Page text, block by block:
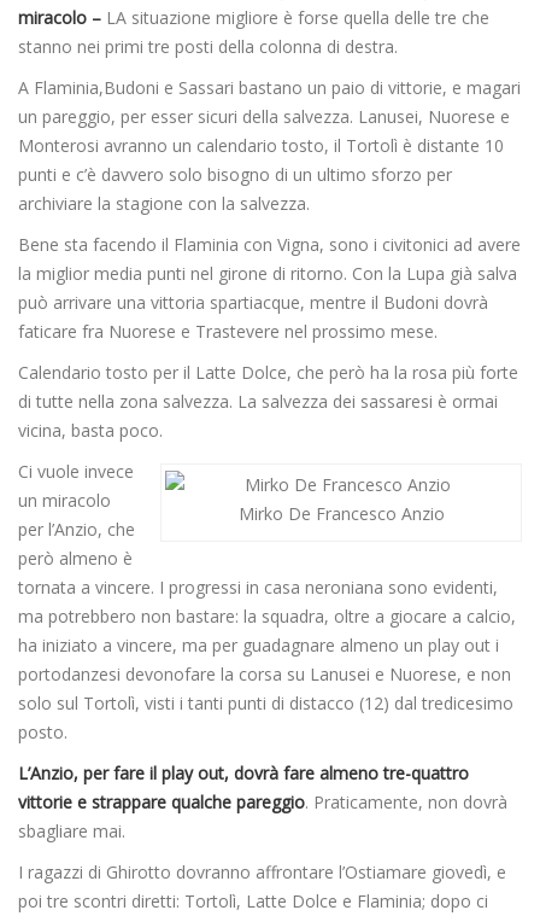
miracolo – LA situazione migliore è forse quella delle tre che
stanno nei primi tre posti della colonna di destra.
A Flaminia,Budoni e Sassari bastano un paio di vittorie, e magari
un pareggio, per esser sicuri della salvezza. Lanusei, Nuorese e
Monterosi avranno un calendario tosto, il Tortolì è distante 10
punti e c’è davvero solo bisogno di un ultimo sforzo per
archiviare la stagione con la salvezza.
Bene sta facendo il Flaminia con Vigna, sono i civitonici ad avere
la miglior media punti nel girone di ritorno. Con la Lupa già salva
può arrivare una vittoria spartiacque, mentre il Budoni dovrà
faticare fra Nuorese e Trastevere nel prossimo mese.
Calendario tosto per il Latte Dolce, che però ha la rosa più forte
di tutte nella zona salvezza. La salvezza dei sassaresi è ormai
vicina, basta poco.
Mirko De Francesco Anzio
Ci vuole invece
un miracolo
per l’Anzio, che
però almeno è
tornata a vincere. I progressi in casa neroniana sono evidenti,
ma potrebbero non bastare: la squadra, oltre a giocare a calcio,
ha iniziato a vincere, ma per guadagnare almeno un play out i
portodanzesi devonofare la corsa su Lanusei e Nuorese, e non
solo sul Tortolì, visti i tanti punti di distacco (12) dal tredicesimo
posto.
L’Anzio, per fare il play out, dovrà fare almeno tre-quattro
vittorie e strappare qualche pareggio. Praticamente, non dovrà
sbagliare mai.
I ragazzi di Ghirotto dovranno affrontare l’Ostiamare giovedì, e
poi tre scontri diretti: Tortolì, Latte Dolce e Flaminia; dopo ci